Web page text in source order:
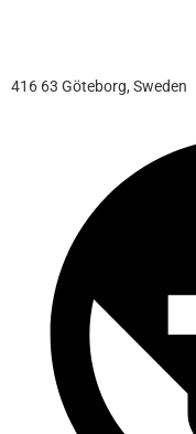
416 63 Göteborg, Sweden